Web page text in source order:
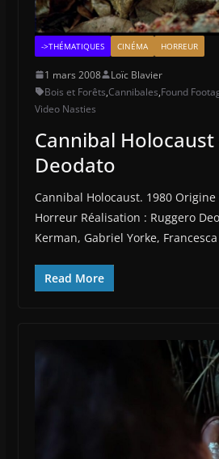
->THÉMATIQUES CINÉMA HORREUR
1 mars 2008
Loïc Blavier
Bois et Forêts,Cannibales,Found
Video Nasties
Cannibal Holocaust
Deodato
Cannibal Holocaust. 1980
Horreur Réalisation : Ruggero
Kerman, Gabriel Yorke, Francesca
Read More